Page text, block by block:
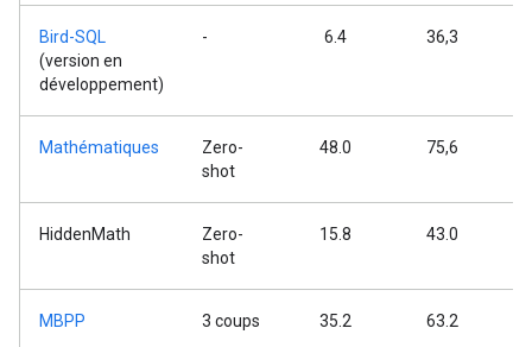
Bird-SQL
(version en
développement)
- 6.4 36,3
Mathématiques
Zero-
shot
48.0 75,6
HiddenMath
Zero-
shot
15.8 43.0
MBPP 3 coups 35.2 63.2